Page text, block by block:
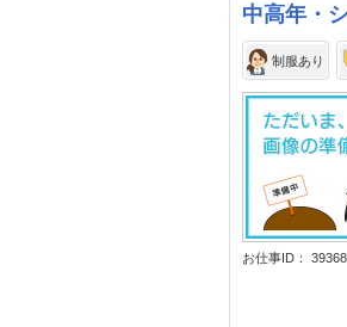
中高年・
制服あり
お仕事ID：